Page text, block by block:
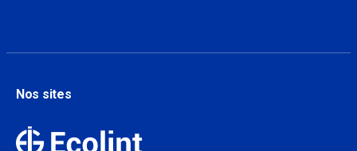
Nos sites